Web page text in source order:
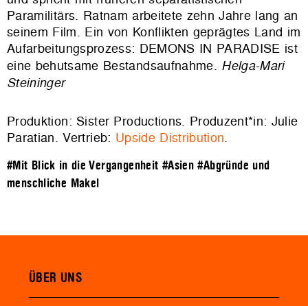
Paramilitärs. Ratnam arbeitete zehn Jahre lang an
seinem Film. Ein von Konflikten geprägtes Land im
Aufarbeitungsprozess: DEMONS IN PARADISE ist
eine behutsame Bestandsaufnahme. Helga-Mari
Steininger
Produktion: Sister Productions. Produzent*in: Julie
Paratian. Vertrieb: Upside Distribution.
#Mit Blick in die Vergangenheit #Asien #Abgründe und
menschliche Makel
ÜBER UNS